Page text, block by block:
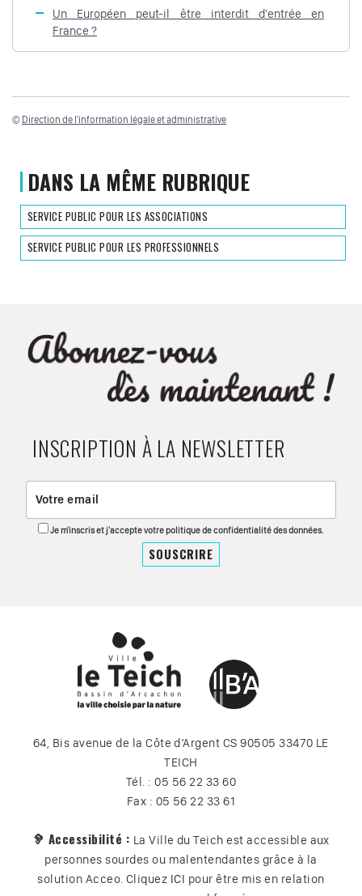
Un Européen peut-il être interdit d'entrée en
France ?
© Direction de l'information légale et administrative
DANS LA MÊME RUBRIQUE
SERVICE PUBLIC POUR LES ASSOCIATIONS
SERVICE PUBLIC POUR LES PROFESSIONNELS
INSCRIPTION À LA NEWSLETTER
Je m'inscris et j'accepte votre politique de confidentialité des données.
64, Bis avenue de la Côte d’Argent CS 90505 33470 LE
TEICH
Tél. : 05 56 22 33 60
Fax : 05 56 22 33 61
🦻 Accessibilité : La Ville du Teich est accessible aux
personnes sourdes ou malentendantes grâce à la
solution Acceo. Cliquez ICI pour être mis en relation